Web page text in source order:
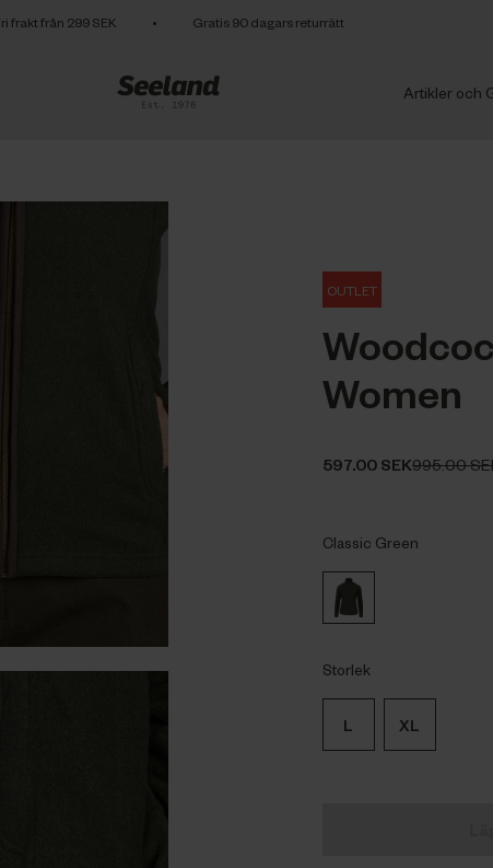
frakt från 299 SEK • Gratis 90 dagars returrätt
Artikler och
OUTLET
Women
597.00 SEK995.00
Classic Green
Storlek
L XL